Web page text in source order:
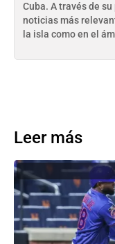
Cuba. A través de
noticias más
la isla como en el
Leer más